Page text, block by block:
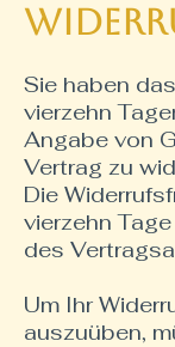
Sie haben
vierzehn
Angabe von
Vertrag zu
Die
vierzehn
des
Um Ihr
auszuüben,